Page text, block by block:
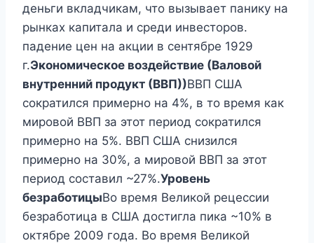
деньги вкладчикам, что вызывает панику на
рынках капитала и среди инвесторов.
падение цен на акции в сентябре 1929
г.Экономическое воздействие (Валовой
внутренний продукт (ВВП))ВВП США
сократился примерно на 4%, в то время как
мировой ВВП за этот период сократился
примерно на 5%. ВВП США снизился
примерно на 30%, а мировой ВВП за этот
период составил ~27%.Уровень
безработицыВо время Великой рецессии
безработица в США достигла пика ~10% в
октябре 2009 года. Во время Великой